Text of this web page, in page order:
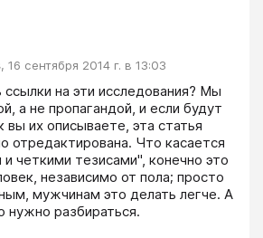
, 16 сентября 2014 г. в 13:03
на эти исследования? Мы
а не пропагандой, и если будут
вы их описываете, эта статья
отредактирована. Что касается
четкими тезисами", конечно это
независимо от пола; просто
мужчинам это делать легче. А
нужно разбираться.